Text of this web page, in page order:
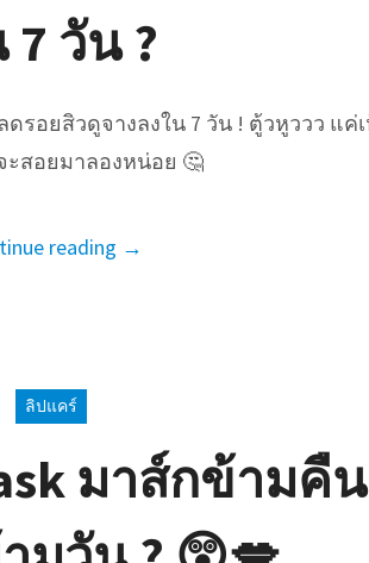
7 วัน ?
ลดรอยสิวดูจางลงใน 7 วัน ! ตู้วหูววว แ
ะสอยมาลองหน่อย 🤔
reading →
ลิปแคร์
มาส์กข้ามคื